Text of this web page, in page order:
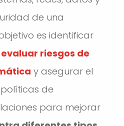
de una
es identificar
evaluar riesgos de
y asegurar el
de
para mejorar